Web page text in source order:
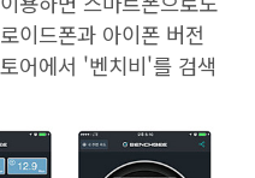
이드폰과 아이폰 버전
어에서 '벤치비'를 검색